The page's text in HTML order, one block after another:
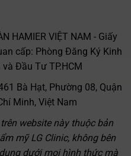
HAMIER VIỆT NAM - Giấy
cấp: Phòng Đăng Ký Kinh
và Đầu Tư TP.HCM
Bà Hạt, Phường 08, Quận
Minh, Việt Nam
website này thuộc bản
mỹ LG Clinic, không bên
dưới mọi hình thức mà